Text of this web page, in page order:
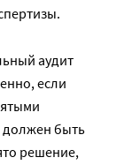
аудит
если
должен быть
решение,